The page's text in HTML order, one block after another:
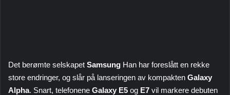
Det berømte selskapet Samsung Han har foreslått en rekke
store endringer, og slår på lanseringen av kompakten Galaxy
Alpha. Snart, telefonene Galaxy E5 og E7 vil markere debuten